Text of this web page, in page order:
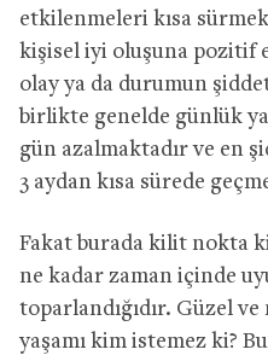
etkilenmeleri kısa
kişisel iyi oluşuna pozitif
olay ya da durumun
birlikte genelde günlük
gün azalmaktadır ve en
3 aydan kısa sürede
Fakat burada kilit nokta
ne kadar zaman içinde
toparlandığıdır. Güzel
yaşamı kim istemez ki?